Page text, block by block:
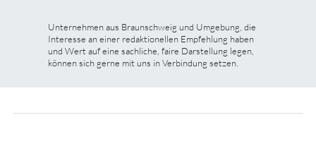
Unternehmen aus Braunschweig und Umgebung, die
Interesse an einer redaktionellen Empfehlung haben
und Wert auf eine sachliche, faire Darstellung legen,
können sich gerne mit uns in Verbindung setzen.